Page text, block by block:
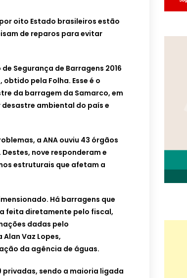
oito Estado brasileiros estão
de reparos para evitar
Segurança de Barragens 2016
pela Folha. Esse é o
da barragem da Samarco, em
ambiental do país e
a ANA ouviu 43 órgãos
nove responderam e
estruturais que afetam a
Há barragens que
feita diretamente pelo fiscal,
dadas pelo
Vaz Lopes,
da agência de águas.
privadas, sendo a maioria ligada